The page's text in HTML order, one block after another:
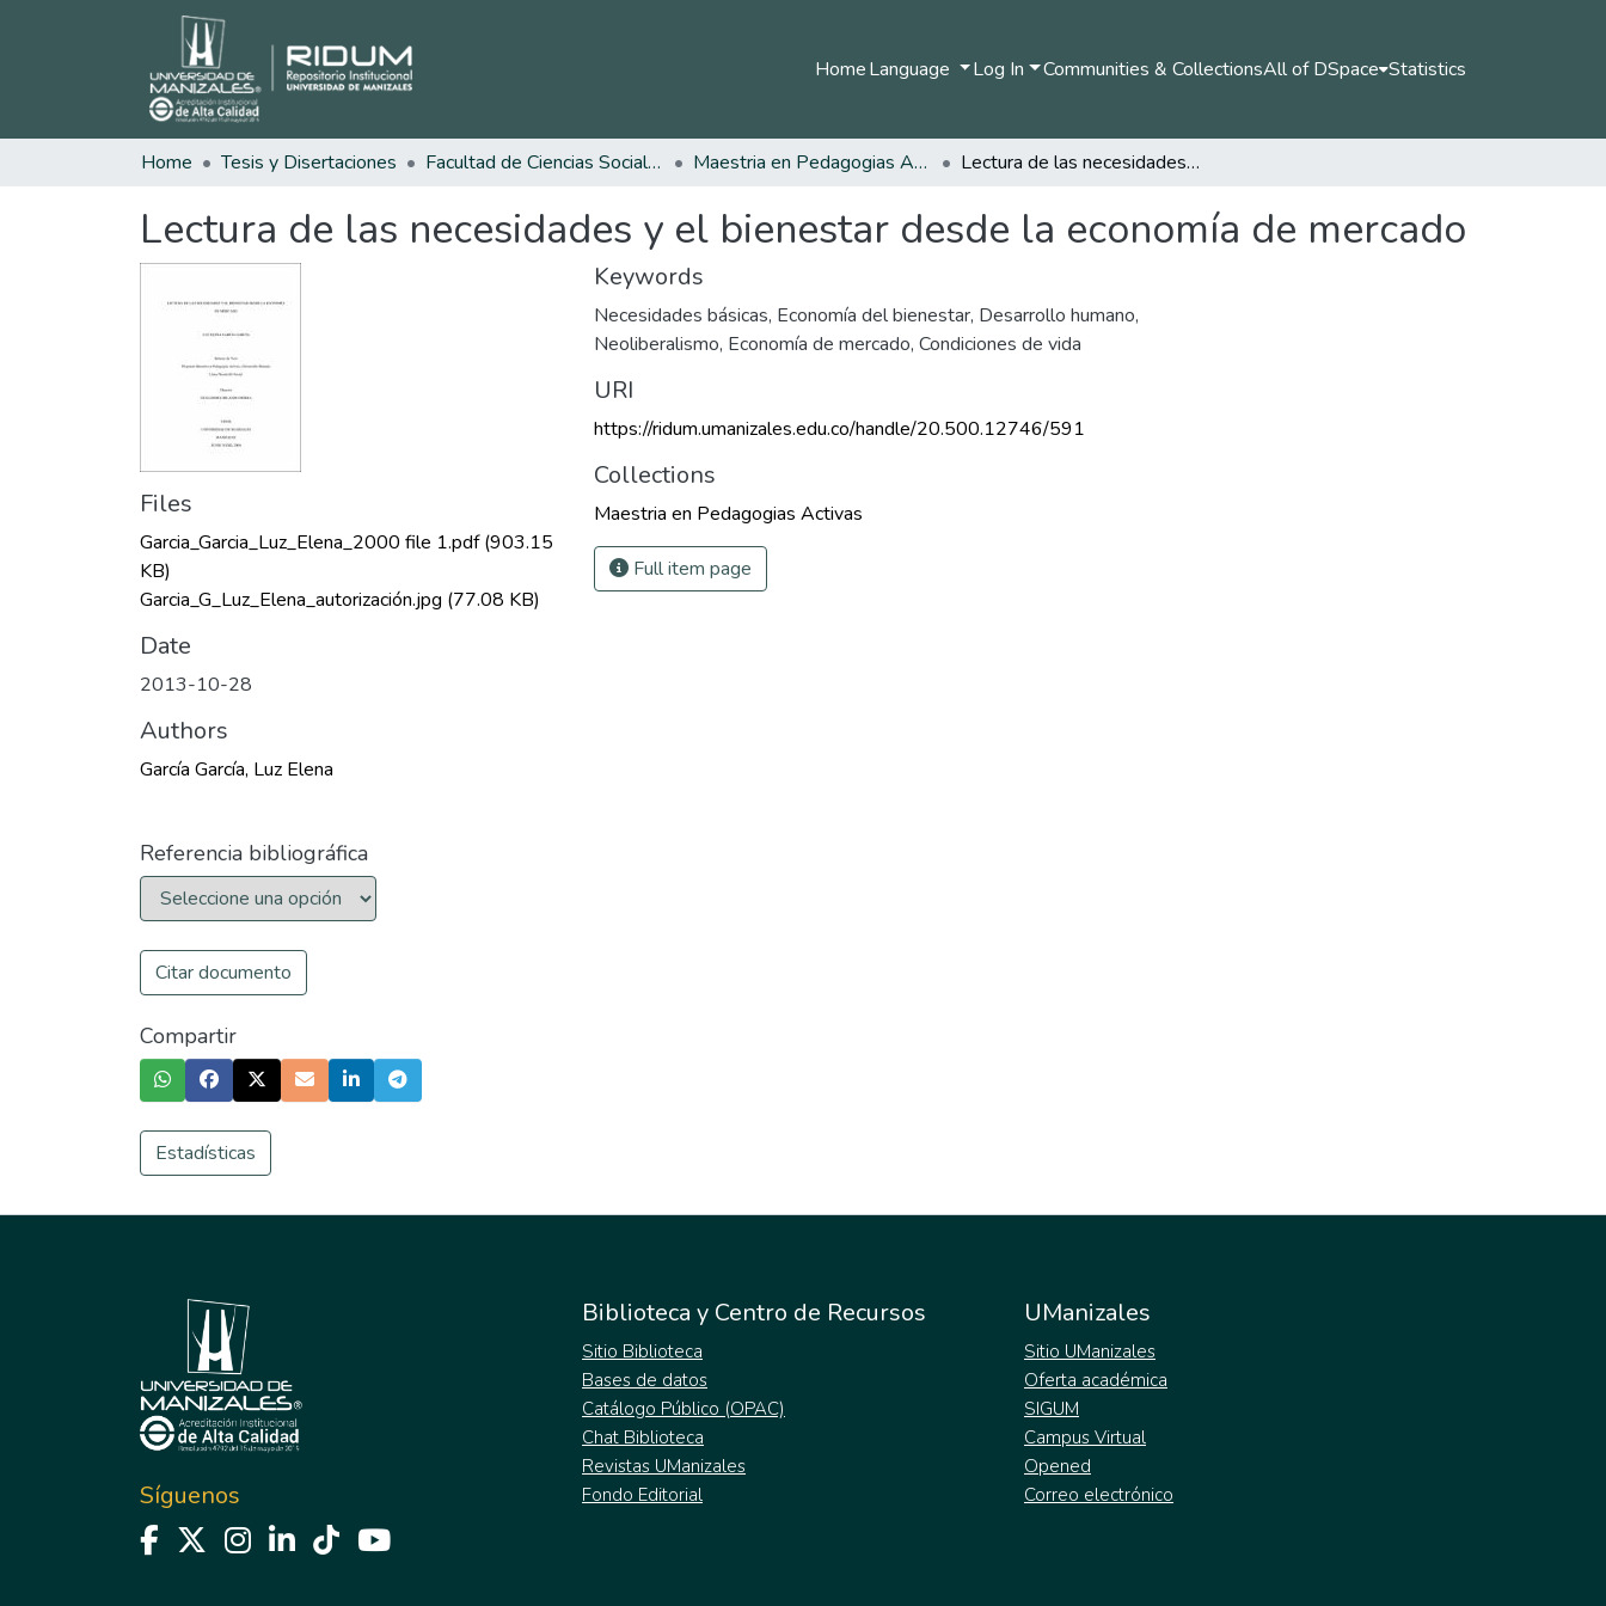
HomeLanguage Log In Communities & CollectionsAll of DSpace Statistics
Home Tesis y Disertaciones Facultad de Ciencias Sociales y Humanas Maestria en Pedagogias Activas Lectura de las necesidades y el bienestar desde la economía de mercado
Lectura de las necesidades y el bienestar desde la economía de mercado
Files
Garcia_Garcia_Luz_Elena_2000 file 1.pdf(903.15
KB)
Garcia_G_Luz_Elena_autorización.jpg (77.08 KB)
Date
2013-10-28
Authors
García García, Luz Elena
Referencia bibliográfica
Citar documento
Compartir
Estadísticas
Keywords
Necesidades básicas, Economía del bienestar, Desarrollo humano,
Neoliberalismo, Economía de mercado, Condiciones de vida
URI
https://ridum.umanizales.edu.co/handle/20.500.12746/591
Collections
Maestria en Pedagogias Activas
Full item page
Síguenos
Biblioteca y Centro de Recursos
Sitio Biblioteca
Bases de datos
Catálogo Público (OPAC)
Chat Biblioteca
Revistas UManizales
Fondo Editorial
UManizales
Sitio UManizales
Oferta académica
SIGUM
Campus Virtual
Opened
Correo electrónico